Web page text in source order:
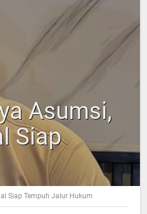
Asumsi,
Siap
Siap Tempuh Jalur Hukum